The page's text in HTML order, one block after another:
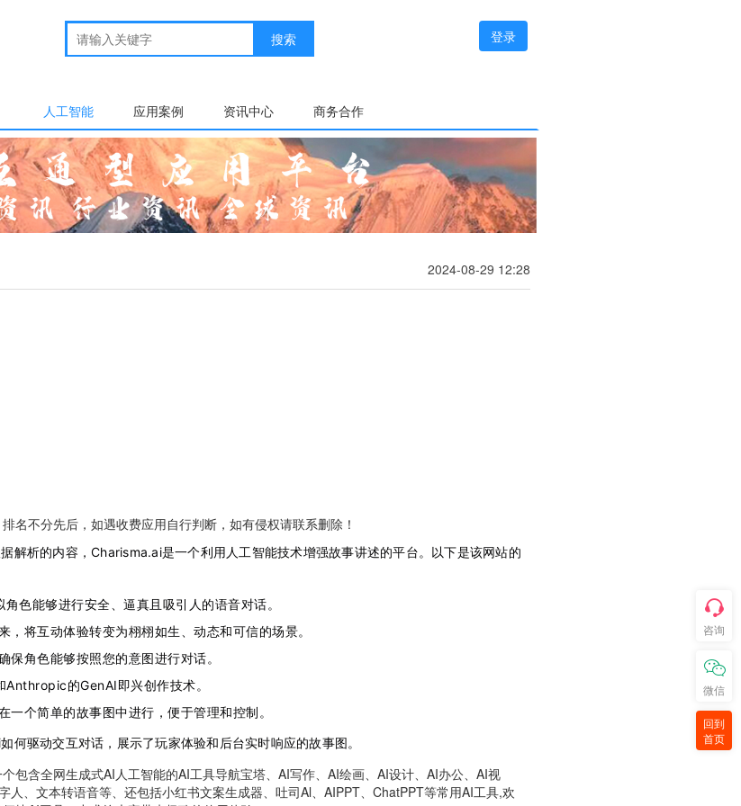
登录
人工智能 应用案例 资讯中心 商务合作
2024-08-29 12:28
名不分先后，如遇收费应用自行判断，如有侵权请联系删除！
解析的内容，Charisma.ai是一个利用人工智能技术增强故事讲述的平台。以下是该网站的
色能够进行安全、逼真且吸引人的语音对话。
，将互动体验转变为栩栩如生、动态和可信的场景。
保角色能够按照您的意图进行对话。
的GenAI即兴创作技术。
一个简单的故事图中进行，便于管理和控制。
何驱动交互对话，展示了玩家体验和后台实时响应的故事图。
包含全网生成式AI人工智能的AI工具导航宝塔、AI写作、AI绘画、AI设计、AI办公、AI视
人、文本转语音等、还包括小红书文案生成器、吐司Al、AIPPT、ChatPPT等常用AI工具,欢
咨询
微信
回到
首页